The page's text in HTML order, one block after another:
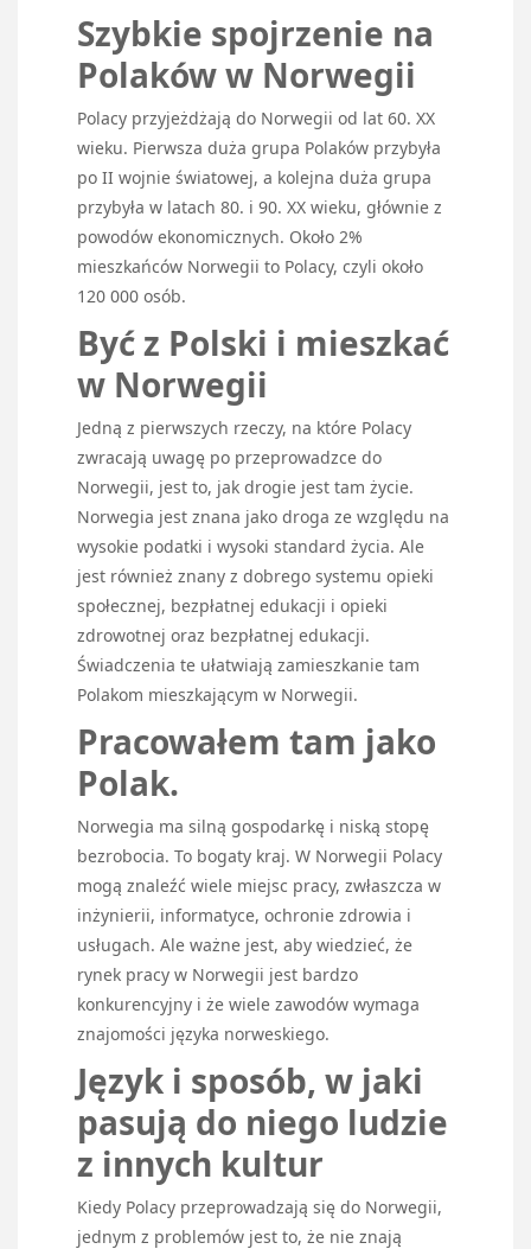
Szybkie spojrzenie na
Polaków w Norwegii
Polacy przyjeżdżają do Norwegii od lat 60. XX
wieku. Pierwsza duża grupa Polaków przybyła
po II wojnie światowej, a kolejna duża grupa
przybyła w latach 80. i 90. XX wieku, głównie z
powodów ekonomicznych. Około 2%
mieszkańców Norwegii to Polacy, czyli około
120 000 osób.
Być z Polski i mieszkać
w Norwegii
Jedną z pierwszych rzeczy, na które Polacy
zwracają uwagę po przeprowadzce do
Norwegii, jest to, jak drogie jest tam życie.
Norwegia jest znana jako droga ze względu na
wysokie podatki i wysoki standard życia. Ale
jest również znany z dobrego systemu opieki
społecznej, bezpłatnej edukacji i opieki
zdrowotnej oraz bezpłatnej edukacji.
Świadczenia te ułatwiają zamieszkanie tam
Polakom mieszkającym w Norwegii.
Pracowałem tam jako
Polak.
Norwegia ma silną gospodarkę i niską stopę
bezrobocia. To bogaty kraj. W Norwegii Polacy
mogą znaleźć wiele miejsc pracy, zwłaszcza w
inżynierii, informatyce, ochronie zdrowia i
usługach. Ale ważne jest, aby wiedzieć, że
rynek pracy w Norwegii jest bardzo
konkurencyjny i że wiele zawodów wymaga
znajomości języka norweskiego.
Język i sposób, w jaki
pasują do niego ludzie
z innych kultur
Kiedy Polacy przeprowadzają się do Norwegii,
jednym z problemów jest to, że nie znają